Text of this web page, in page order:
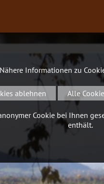
Informationen zu
ablehnen Alle
Cookie bei Ihnen
enthält.